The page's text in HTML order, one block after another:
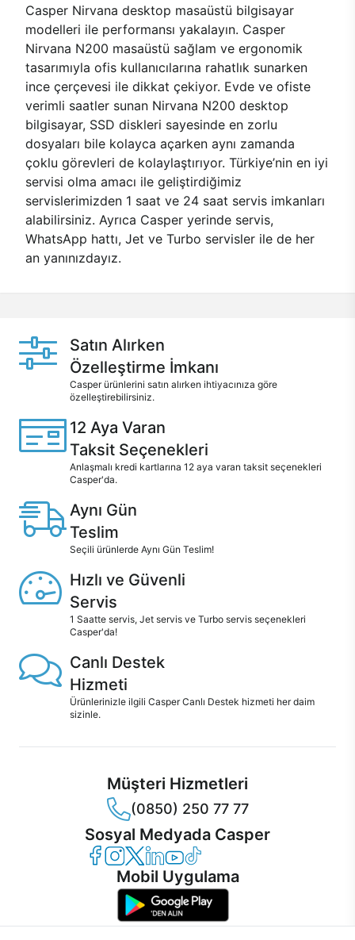
Casper Nirvana desktop masaüstü bilgisayar
modelleri ile performansı yakalayın. Casper
Nirvana N200 masaüstü sağlam ve ergonomik
tasarımıyla ofis kullanıcılarına rahatlık sunarken
ince çerçevesi ile dikkat çekiyor. Evde ve ofiste
verimli saatler sunan Nirvana N200 desktop
bilgisayar, SSD diskleri sayesinde en zorlu
dosyaları bile kolayca açarken aynı zamanda
çoklu görevleri de kolaylaştırıyor. Türkiye’nin en iyi
servisi olma amacı ile geliştirdiğimiz
servislerimizden 1 saat ve 24 saat servis imkanları
alabilirsiniz. Ayrıca Casper yerinde servis,
WhatsApp hattı, Jet ve Turbo servisler ile de her
an yanınızdayız.
Satın Alırken
Özelleştirme İmkanı
Casper ürünlerini satın alırken ihtiyacınıza göre
özelleştirebilirsiniz.
12 Aya Varan
Taksit Seçenekleri
Anlaşmalı kredi kartlarına 12 aya varan taksit seçenekleri
Casper'da.
Aynı Gün
Teslim
Seçili ürünlerde Aynı Gün Teslim!
Hızlı ve Güvenli
Servis
1 Saatte servis, Jet servis ve Turbo servis seçenekleri
Casper'da!
Canlı Destek
Hizmeti
Ürünlerinizle ilgili Casper Canlı Destek hizmeti her daim
sizinle.
Müşteri Hizmetleri
(0850) 250 77 77
Sosyal Medyada Casper
Casper Facebook
Casper Instagram
Casper Twitter
Casper LinkedIn
Casper YouTube
Casper TikTok
Mobil Uygulama